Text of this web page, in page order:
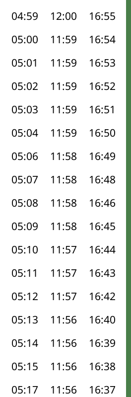
04:59 12:00 16:55
05:00 11:59 16:54
05:01 11:59 16:53
05:02 11:59 16:52
05:03 11:59 16:51
05:04 11:59 16:50
05:06 11:58 16:49
05:07 11:58 16:48
05:08 11:58 16:46
05:09 11:58 16:45
05:10 11:57 16:44
05:11 11:57 16:43
05:12 11:57 16:42
05:13 11:56 16:40
05:14 11:56 16:39
05:15 11:56 16:38
05:17 11:56 16:37